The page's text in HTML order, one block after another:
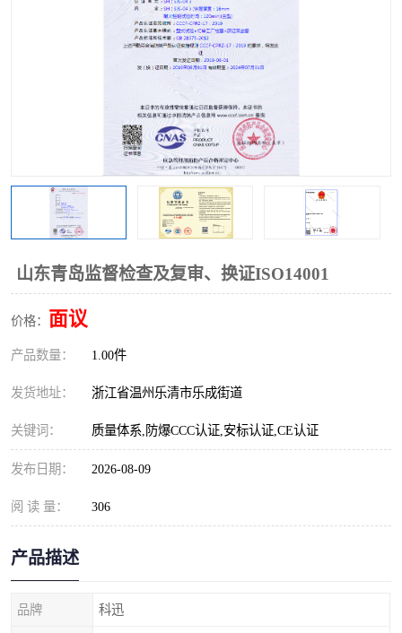
山东青岛监督检查及复审、换证ISO14001
价格： 面议
产品数量： 1.00件
发货地址： 浙江省温州乐清市乐成街道
关键词： 质量体系,防爆CCC认证,安标认证,CE认证
发布日期： 2026-08-09
阅 读 量： 306
产品描述
品牌 科迅